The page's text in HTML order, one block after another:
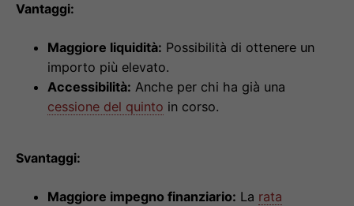
Vantaggi:
Maggiore liquidità: Possibilità di ottenere un
importo più elevato.
Accessibilità: Anche per chi ha già una
cessione del quinto in corso.
Svantaggi:
Maggiore impegno finanziario: La rata